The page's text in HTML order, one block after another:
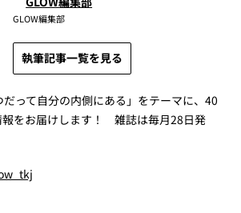
GLOW編集部
執筆記事一覧を見る
だって自分の内側にある」をテーマに、40
報をお届けします！ 雑誌は毎月28日発